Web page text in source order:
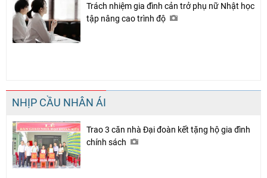
Trách nhiệm gia đình cản trở phụ nữ Nhật học
tập nâng cao trình độ
NHỊP CẦU NHÂN ÁI
Trao 3 căn nhà Đại đoàn kết tặng hộ gia đình
chính sách